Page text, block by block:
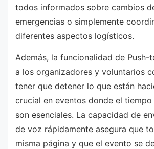
todos informados sobre cambios
emergencias o simplemente
diferentes aspectos logísticos.
Además, la funcionalidad de Push-
a los organizadores y voluntarios
tener que detener lo que están
crucial en eventos donde el
son esenciales. La capacidad de
de voz rápidamente asegura que
misma página y que el evento se